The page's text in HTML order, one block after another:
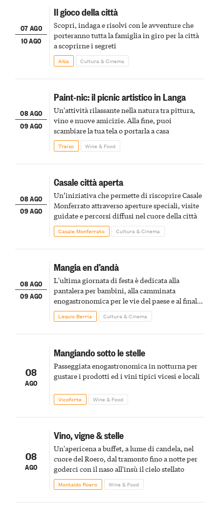
07 AGO
10 AGO
Il gioco della città
Scopri, indaga e risolvi con le avventure che
porteranno tutta la famiglia in giro per la città
a scoprirne i segreti
Alba Cultura & Cinema
08 AGO
09 AGO
Paint-nic: il picnic artistico in Langa
Un'attività rilassante nella natura tra pittura,
vino e nuove amicizie. Alla fine, puoi
scambiare la tua tela o portarla a casa
Treiso Wine & Food
08 AGO
09 AGO
Casale città aperta
Un’iniziativa che permette di riscoprire Casale
Monferrato attraverso aperture speciali, visite
guidate e percorsi diffusi nel cuore della città
Casale Monferrato Cultura & Cinema
08 AGO
09 AGO
Mangia en d’andà
L'ultima giornata di festa è dedicata alla
pantalera per bambini, alla camminata
enogastronomica per le vie del paese e al finale
pirotecnico
Lequio Berria Cultura & Cinema
08
AGO
Mangiando sotto le stelle
Passeggiata enogastronomica in notturna per
gustare i prodotti ed i vini tipici vicesi e locali
Vicoforte Wine & Food
08
AGO
Vino, vigne & stelle
Un'apericena a buffet, a lume di candela, nel
cuore del Roero, dal tramonto fino a notte per
goderci con il naso all'insù il cielo stellato
Montaldo Roero Wine & Food